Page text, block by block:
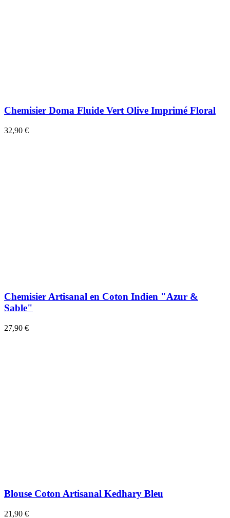
Chemisier Doma Fluide Vert Olive Imprimé Floral
32,90 €
Chemisier Artisanal en Coton Indien "Azur &
Sable"
27,90 €
Blouse Coton Artisanal Kedhary Bleu
21,90 €